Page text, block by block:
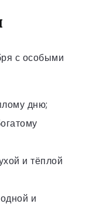
с особыми
дню;
и тёплой
и